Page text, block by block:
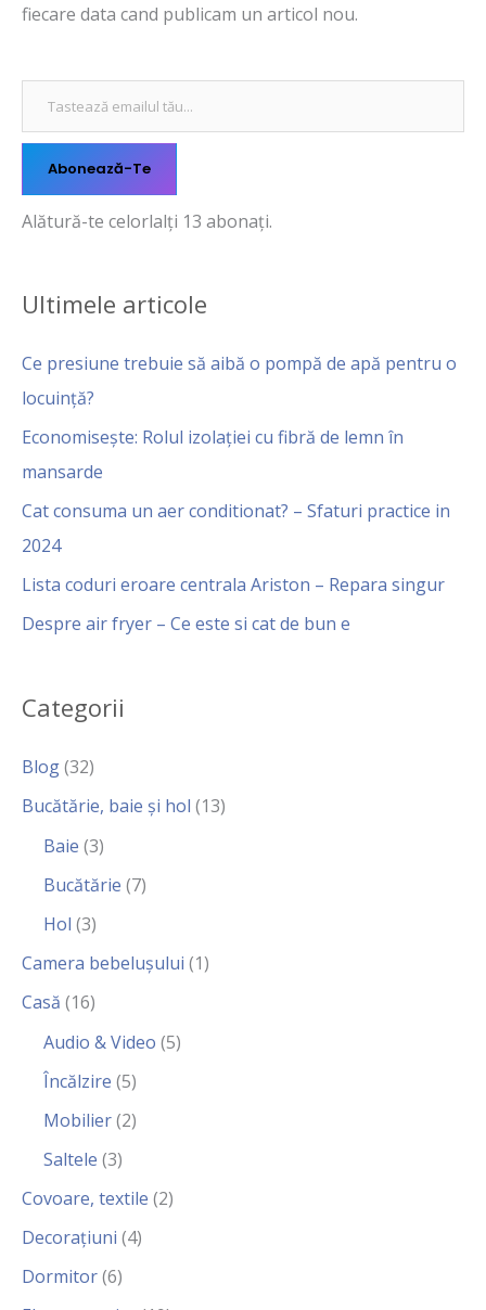
fiecare data cand publicam un articol nou.
Abonează-Te
Alătură-te celorlalți 13 abonați.
Ultimele articole
Ce presiune trebuie să aibă o pompă de apă pentru o
locuință?
Economisește: Rolul izolației cu fibră de lemn în
mansarde
Cat consuma un aer conditionat? – Sfaturi practice in
2024
Lista coduri eroare centrala Ariston – Repara singur
Despre air fryer – Ce este si cat de bun e
Categorii
Blog(32)
Bucătărie, baie și hol (13)
Baie (3)
Bucătărie (7)
Hol (3)
Camera bebelușului (1)
Casă (16)
Audio & Video (5)
Încălzire (5)
Mobilier(2)
Saltele (3)
Covoare, textile (2)
Decorațiuni (4)
Dormitor(6)